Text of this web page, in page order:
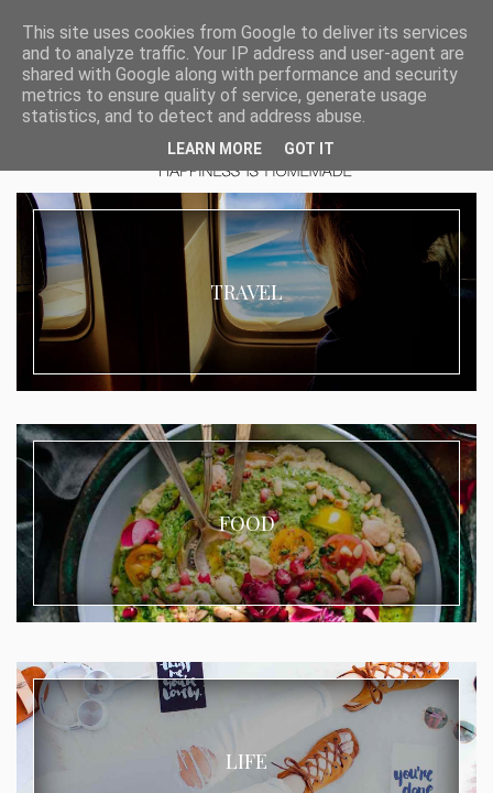
TRAVEL
FOOD
LIFE
This site uses cookies from Google to deliver its services
and to analyze traffic. Your IP address and user-agent are
shared with Google along with performance and security
metrics to ensure quality of service, generate usage
statistics, and to detect and address abuse.
LEARN MORE GOT IT